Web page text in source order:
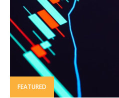
FEATURED